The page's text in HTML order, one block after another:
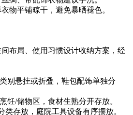
物平铺晾干，避免暴晒褪色。
间布局、使用习惯设计收纳方案，经
别悬挂或折叠，鞋包配饰单独分
饪/储物区，食材生熟分开存放。
类存放，庭院工具设备有序摆放。